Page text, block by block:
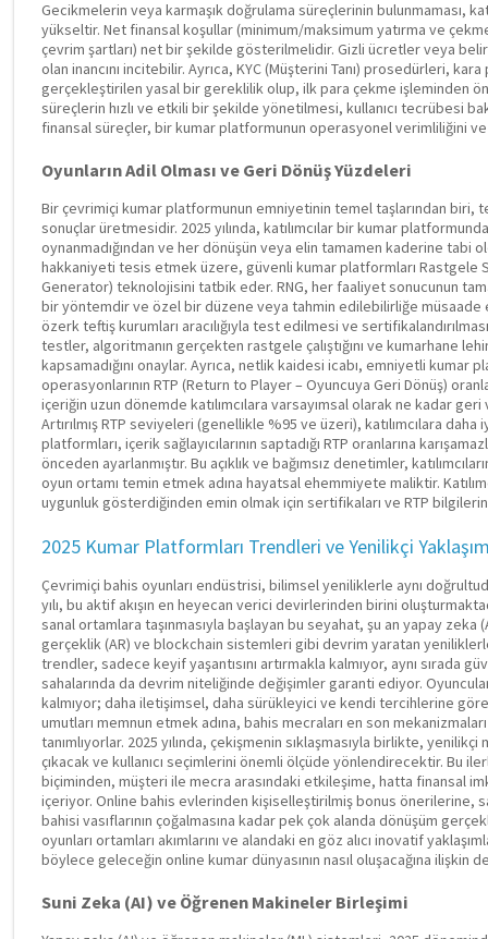
Gecikmelerin veya karmaşık doğrulama süreçlerinin bulunmaması,
yükseltir. Net finansal koşullar (minimum/maksimum yatırma ve
çevrim şartları) net bir şekilde gösterilmelidir. Gizli ücretler veya
olan inancını incitebilir. Ayrıca, KYC (Müşterini Tanı) prosedürleri,
gerçekleştirilen yasal bir gereklilik olup, ilk para çekme işleminden
süreçlerin hızlı ve etkili bir şekilde yönetilmesi, kullanıcı tecrübesi
finansal süreçler, bir kumar platformunun operasyonel verimliliğini
Oyunların Adil Olması ve Geri Dönüş Yüzdeleri
Bir çevrimiçi kumar platformunun emniyetinin temel taşlarından
sonuçlar üretmesidir. 2025 yılında, katılımcılar bir kumar
oynanmadığından ve her dönüşün veya elin tamamen kaderine tabi
hakkaniyeti tesis etmek üzere, güvenli kumar platformları Rastgele
Generator) teknolojisini tatbik eder. RNG, her faaliyet sonucunun
bir yöntemdir ve özel bir düzene veya tahmin edilebilirliğe müsaade
özerk teftiş kurumları aracılığıyla test edilmesi ve
testler, algoritmanın gerçekten rastgele çalıştığını ve kumarhane
kapsamadığını onaylar. Ayrıca, netlik kaidesi icabı, emniyetli kumar
operasyonlarının RTP (Return to Player – Oyuncuya Geri Dönüş)
içeriğin uzun dönemde katılımcılara varsayımsal olarak ne kadar
Artırılmış RTP seviyeleri (genellikle %95 ve üzeri), katılımcılara
platformları, içerik sağlayıcılarının saptadığı RTP oranlarına
önceden ayarlanmıştır. Bu açıklık ve bağımsız denetimler,
oyun ortamı temin etmek adına hayatsal ehemmiyete maliktir.
uygunluk gösterdiğinden emin olmak için sertifikaları ve RTP
2025 Kumar Platformları Trendleri ve Yenilikçi
Çevrimiçi bahis oyunları endüstrisi, bilimsel yeniliklerle aynı
yılı, bu aktif akışın en heyecan verici devirlerinden birini
sanal ortamlara taşınmasıyla başlayan bu seyahat, şu an yapay zeka
gerçeklik (AR) ve blockchain sistemleri gibi devrim yaratan
trendler, sadece keyif yaşantısını artırmakla kalmıyor, aynı sırada
sahalarında da devrim niteliğinde değişimler garanti ediyor. Oyuncular
kalmıyor; daha iletişimsel, daha sürükleyici ve kendi tercihlerine
umutları memnun etmek adına, bahis mecraları en son
tanımlıyorlar. 2025 yılında, çekişmenin sıklaşmasıyla birlikte,
çıkacak ve kullanıcı seçimlerini önemli ölçüde yönlendirecektir. Bu
biçiminden, müşteri ile mecra arasındaki etkileşime, hatta finansal
içeriyor. Online bahis evlerinden kişiselleştirilmiş bonus önerilerine,
bahisi vasıflarının çoğalmasına kadar pek çok alanda dönüşüm
oyunları ortamları akımlarını ve alandaki en göz alıcı inovatif
böylece geleceğin online kumar dünyasının nasıl oluşacağına
Suni Zeka (AI) ve Öğrenen Makineler Birleşimi